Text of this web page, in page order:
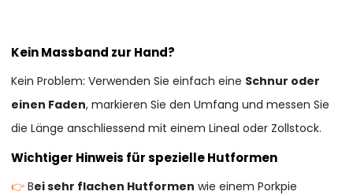
Kein Massband zur Hand?
Kein Problem: Verwenden Sie einfach eine Schnur oder
einen Faden, markieren Sie den Umfang und messen Sie
die Länge anschliessend mit einem Lineal oder Zollstock.
Wichtiger Hinweis für spezielle Hutformen
👉Bei sehr flachen Hutformen wie einem Porkpie